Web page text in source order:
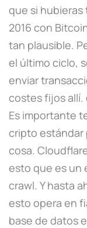
que si
2016 con
tan plausible.
el último ciclo,
enviar
costes fijos allí.
Es importante
cripto estándar
cosa.
esto que es un
crawl. Y hasta
esto opera en
base de datos